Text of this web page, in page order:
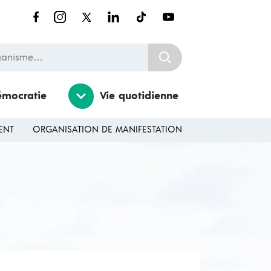
Vie quotidienne
ORGANISATION DE MANIFESTATION